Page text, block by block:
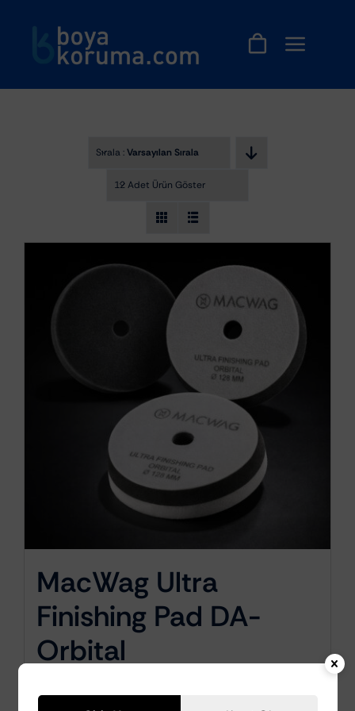
Sırala :Varsayılan Sıralama
12 Adet Ürün Göster
MacWag Ultra
Finishing Pad DA-
Orbital